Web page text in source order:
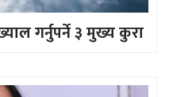
गर्नुपर्ने ३ मुख्य कुरा